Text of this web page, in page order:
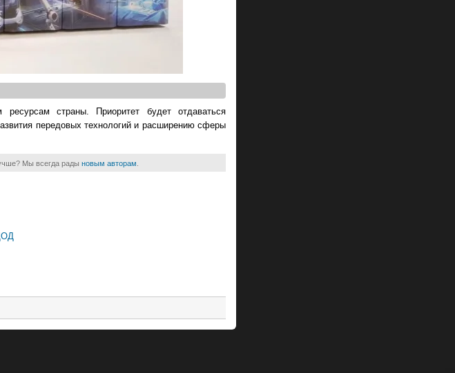
страны. Приоритет будет отдаваться
передовых технологий и расширению сферы
Мы всегда рады новым авторам